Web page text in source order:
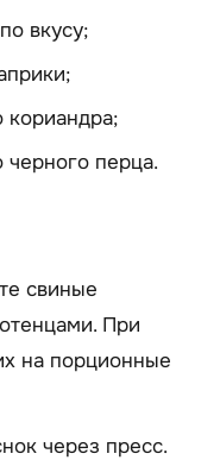
вкусу;
кориандра;
перца.
свиные
При
на порционные
через пресс.